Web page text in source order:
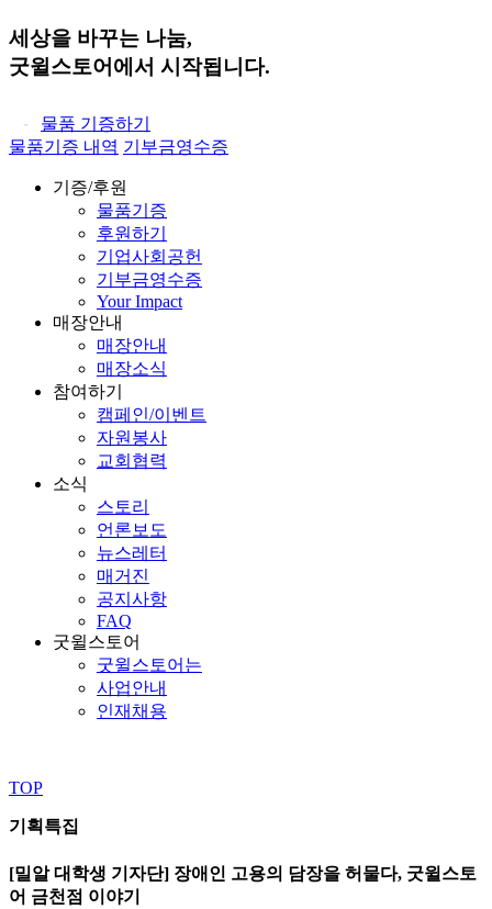
세상을 바꾸는 나눔,
굿윌스토어에서 시작됩니다.
물품 기증하기
물품기증 내역 기부금영수증
기증/후원
물품기증
후원하기
기업사회공헌
기부금영수증
Your Impact
매장안내
매장안내
매장소식
참여하기
캠페인/이벤트
자원봉사
교회협력
소식
스토리
언론보도
뉴스레터
매거진
공지사항
FAQ
굿윌스토어
굿윌스토어는
사업안내
인재채용
TOP
기획특집
[밀알 대학생 기자단] 장애인 고용의 담장을 허물다, 굿윌스토
어 금천점 이야기